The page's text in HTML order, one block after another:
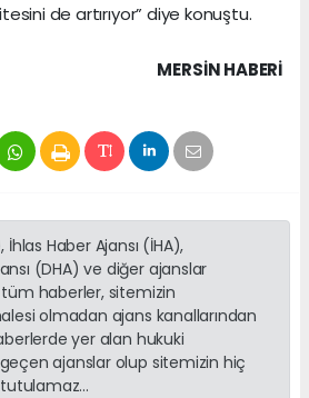
de artırıyor” diye konuştu.
MERSIN HABERİ
Haber Ajansı (İHA),
(DHA) ve diğer ajanslar
haberler, sitemizin
olmadan ajans kanallarından
yer alan hukuki
ajanslar olup sitemizin hiç